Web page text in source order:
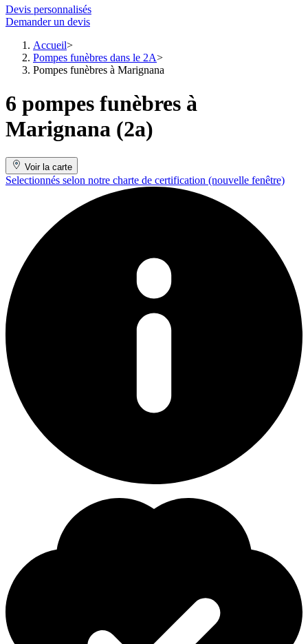
Devis personnalisés
Demander un devis
Accueil
Pompes funèbres dans le 2A
Pompes funèbres à Marignana
6 pompes funèbres à
Marignana (2a)
Voir la carte
Selectionnés selon notre charte de certification (nouvelle fenêtre)